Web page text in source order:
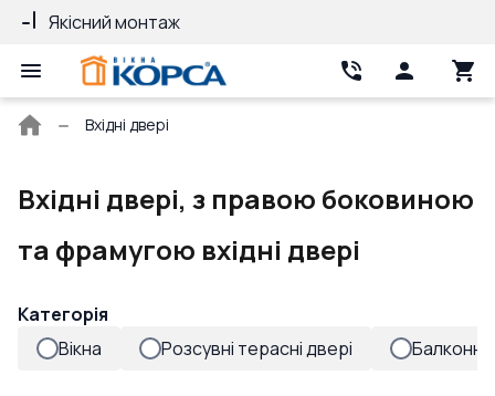
Якісний монтаж
Головна
Вхідні двері
Вхідні двері, з правою боковиною
та фрамугою вхідні двері
Категорія
Вікна
Розсувні терасні двері Балконні